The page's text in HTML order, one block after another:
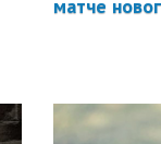
матче